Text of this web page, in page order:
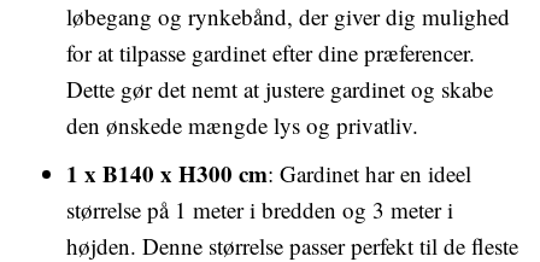
løbegang og rynkebånd, der giver dig mulighed
for at tilpasse gardinet efter dine præferencer.
Dette gør det nemt at justere gardinet og skabe
den ønskede mængde lys og privatliv.
1 x B140 x H300 cm: Gardinet har en ideel
størrelse på 1 meter i bredden og 3 meter i
højden. Denne størrelse passer perfekt til de fleste